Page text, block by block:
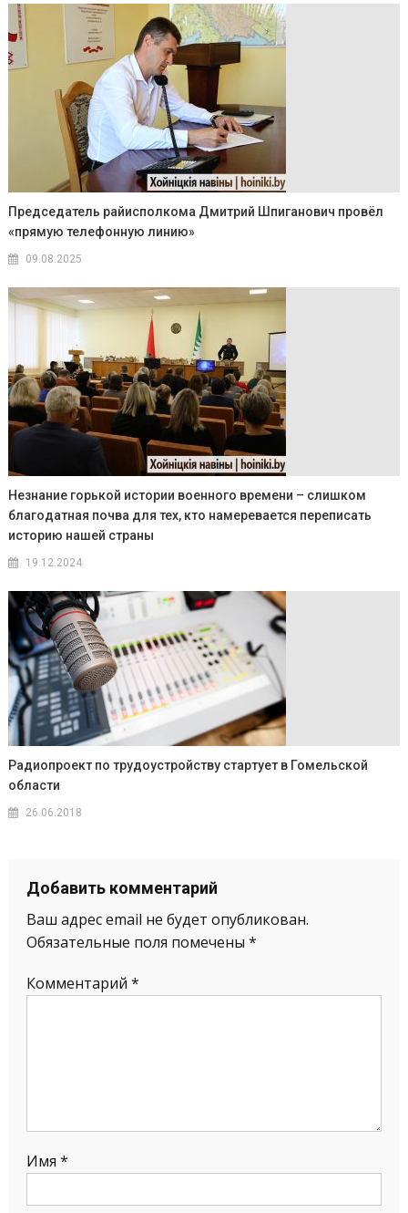
Председатель райисполкома Дмитрий Шпиганович провёл
«прямую телефонную линию»
09.08.2025
Незнание горькой истории военного времени – слишком
благодатная почва для тех, кто намеревается переписать
историю нашей страны
19.12.2024
Радиопроект по трудоустройству стартует в Гомельской
области
26.06.2018
Добавить комментарий
Ваш адрес email не будет опубликован.
Обязательные поля помечены *
Комментарий *
Имя *